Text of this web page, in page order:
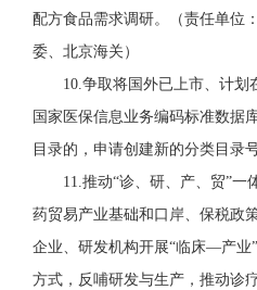
配方食品需求调研。
（责任单位
委、北京海关）
10.争取将国外已上市、计划
国家医保信息业务编码标准数据
目录的， 申请创建新的分类目录号
11.推动“诊、研、产、贸”一
药贸易产业基础和口岸、保税政
企业、研发机构开展“临床—产业
方式，反哺研发与生产，推动诊